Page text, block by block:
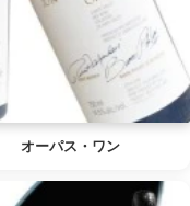
オーパス・ワン